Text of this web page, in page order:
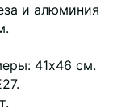
и алюминия
41х46 см.